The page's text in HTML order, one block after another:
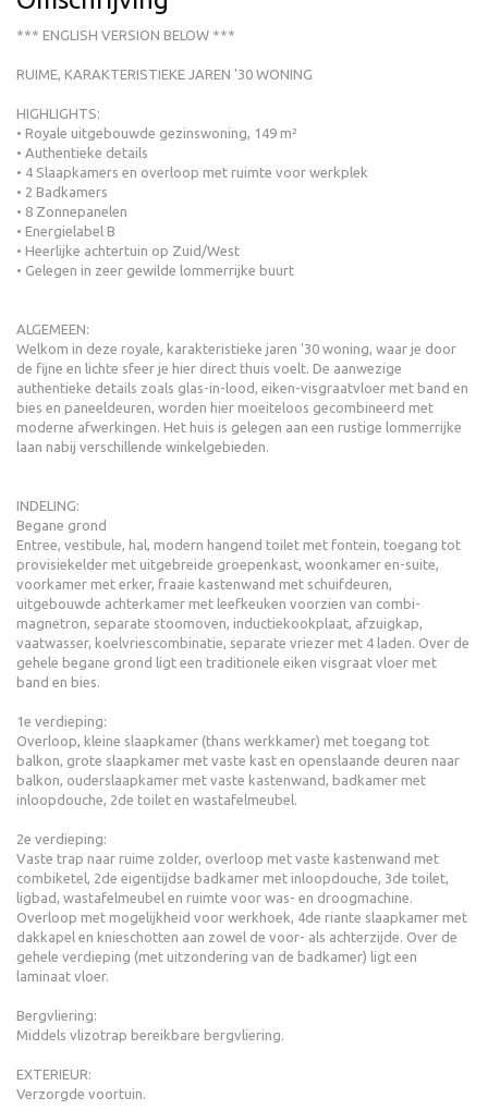
*** ENGLISH VERSION BELOW ***
RUIME, KARAKTERISTIEKE JAREN '30 WONING
HIGHLIGHTS:
• Royale uitgebouwde gezinswoning, 149 m²
• Authentieke details
• 4 Slaapkamers en overloop met ruimte voor werkplek
• 2 Badkamers
• 8 Zonnepanelen
• Energielabel B
• Heerlijke achtertuin op Zuid/West
• Gelegen in zeer gewilde lommerrijke buurt
ALGEMEEN:
Welkom in deze royale, karakteristieke jaren '30 woning, waar je door
de fijne en lichte sfeer je hier direct thuis voelt. De aanwezige
authentieke details zoals glas-in-lood, eiken-visgraatvloer met band en
bies en paneeldeuren, worden hier moeiteloos gecombineerd met
moderne afwerkingen. Het huis is gelegen aan een rustige lommerrijke
laan nabij verschillende winkelgebieden.
INDELING:
Begane grond
Entree, vestibule, hal, modern hangend toilet met fontein, toegang tot
provisiekelder met uitgebreide groepenkast, woonkamer en-suite,
voorkamer met erker, fraaie kastenwand met schuifdeuren,
uitgebouwde achterkamer met leefkeuken voorzien van combi-
magnetron, separate stoomoven, inductiekookplaat, afzuigkap,
vaatwasser, koelvriescombinatie, separate vriezer met 4 laden. Over de
gehele begane grond ligt een traditionele eiken visgraat vloer met
band en bies.
1e verdieping:
Overloop, kleine slaapkamer (thans werkkamer) met toegang tot
balkon, grote slaapkamer met vaste kast en openslaande deuren naar
balkon, ouderslaapkamer met vaste kastenwand, badkamer met
inloopdouche, 2de toilet en wastafelmeubel.
2e verdieping:
Vaste trap naar ruime zolder, overloop met vaste kastenwand met
combiketel, 2de eigentijdse badkamer met inloopdouche, 3de toilet,
ligbad, wastafelmeubel en ruimte voor was- en droogmachine.
Overloop met mogelijkheid voor werkhoek, 4de riante slaapkamer met
dakkapel en knieschotten aan zowel de voor- als achterzijde. Over de
gehele verdieping (met uitzondering van de badkamer) ligt een
laminaat vloer.
Bergvliering:
Middels vlizotrap bereikbare bergvliering.
EXTERIEUR:
Verzorgde voortuin.